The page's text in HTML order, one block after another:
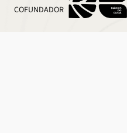
COFUNDADOR